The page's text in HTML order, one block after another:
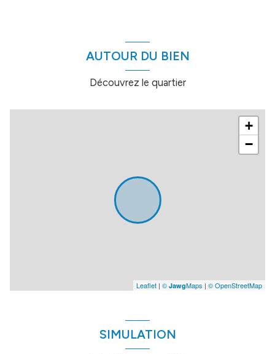
AUTOUR DU BIEN
Découvrez le quartier
+
−
Leaflet | © JawgMaps | © OpenStreetMap
SIMULATION